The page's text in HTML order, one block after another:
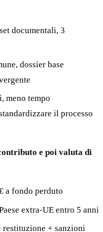
documentali, 3
dossier base
meno tempo
il processo
e poi valuta di
a fondo perduto
extra-UE entro 5 anni
restituzione + sanzioni